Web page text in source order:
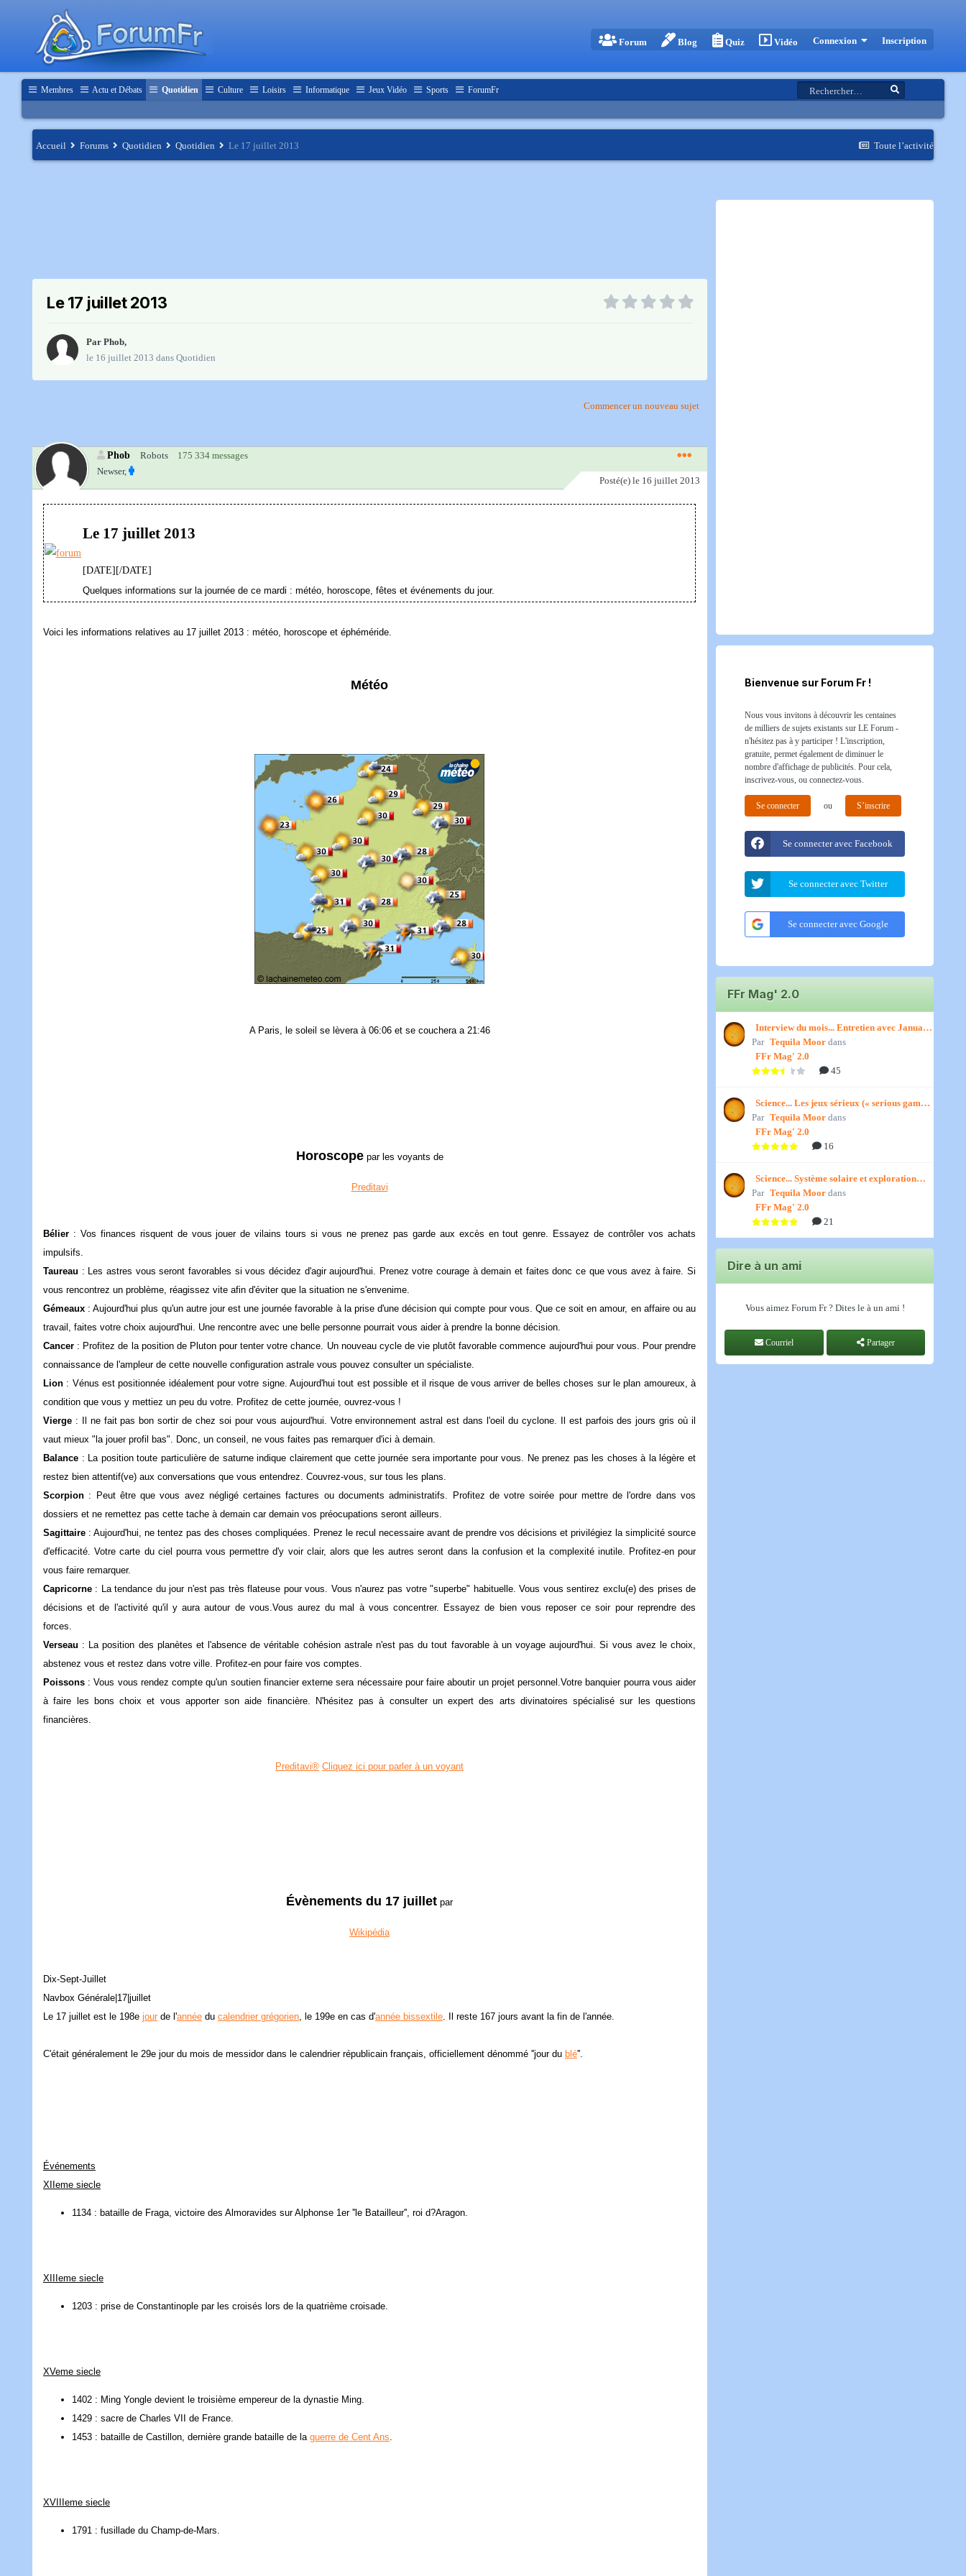
Forum Blog Quiz Vidéo Connexion Inscription
Membres Actu et Débats Quotidien Culture Loisirs Informatique Jeux Vidéo Sports ForumFr
Toute l’activité
Accueil Forums Quotidien Quotidien Le 17 juillet 2013
Le 17 juillet 2013
Par Phob,
le 16 juillet 2013 dans Quotidien
Commencer un nouveau sujet
Phob Robots
175 334 messages
Newser,
Posté(e) le 16 juillet 2013
Le 17 juillet 2013
[DATE][/DATE]
Quelques informations sur la journée de ce mardi : météo, horoscope, fêtes et événements du jour.
Voici les informations relatives au 17 juillet 2013 : météo, horoscope et éphéméride.
Météo
A Paris, le soleil se lèvera à 06:06 et se couchera a 21:46
Horoscopepar les voyants de
Preditavi
Bélier : Vos finances risquent de vous jouer de vilains tours si vous ne prenez pas garde aux excès en tout genre. Essayez de contrôler vos achats
impulsifs.
Taureau : Les astres vous seront favorables si vous décidez d'agir aujourd'hui. Prenez votre courage à demain et faites donc ce que vous avez à faire. Si
vous rencontrez un problème, réagissez vite afin d'éviter que la situation ne s'envenime.
Gémeaux : Aujourd'hui plus qu'un autre jour est une journée favorable à la prise d'une décision qui compte pour vous. Que ce soit en amour, en affaire ou au
travail, faites votre choix aujourd'hui. Une rencontre avec une belle personne pourrait vous aider à prendre la bonne décision.
Cancer : Profitez de la position de Pluton pour tenter votre chance. Un nouveau cycle de vie plutôt favorable commence aujourd'hui pour vous. Pour prendre
connaissance de l'ampleur de cette nouvelle configuration astrale vous pouvez consulter un spécialiste.
Lion : Vénus est positionnée idéalement pour votre signe. Aujourd'hui tout est possible et il risque de vous arriver de belles choses sur le plan amoureux, à
condition que vous y mettiez un peu du votre. Profitez de cette journée, ouvrez-vous !
Vierge : Il ne fait pas bon sortir de chez soi pour vous aujourd'hui. Votre environnement astral est dans l'oeil du cyclone. Il est parfois des jours gris où il
vaut mieux "la jouer profil bas". Donc, un conseil, ne vous faites pas remarquer d'ici à demain.
Balance : La position toute particulière de saturne indique clairement que cette journée sera importante pour vous. Ne prenez pas les choses à la légère et
restez bien attentif(ve) aux conversations que vous entendrez. Couvrez-vous, sur tous les plans.
Scorpion : Peut être que vous avez négligé certaines factures ou documents administratifs. Profitez de votre soirée pour mettre de l'ordre dans vos
dossiers et ne remettez pas cette tache à demain car demain vos préocupations seront ailleurs.
Sagittaire : Aujourd'hui, ne tentez pas des choses compliquées. Prenez le recul necessaire avant de prendre vos décisions et privilégiez la simplicité source
d'efficacité. Votre carte du ciel pourra vous permettre d'y voir clair, alors que les autres seront dans la confusion et la complexité inutile. Profitez-en pour
vous faire remarquer.
Capricorne : La tendance du jour n'est pas très flateuse pour vous. Vous n'aurez pas votre "superbe" habituelle. Vous vous sentirez exclu(e) des prises de
décisions et de l'activité qu'il y aura autour de vous.Vous aurez du mal à vous concentrer. Essayez de bien vous reposer ce soir pour reprendre des
forces.
Verseau : La position des planètes et l'absence de véritable cohésion astrale n'est pas du tout favorable à un voyage aujourd'hui. Si vous avez le choix,
abstenez vous et restez dans votre ville. Profitez-en pour faire vos comptes.
Poissons : Vous vous rendez compte qu'un soutien financier externe sera nécessaire pour faire aboutir un projet personnel.Votre banquier pourra vous aider
à faire les bons choix et vous apporter son aide financière. N'hésitez pas à consulter un expert des arts divinatoires spécialisé sur les questions
financières.
Preditavi® Cliquez ici pour parler à un voyant
Évènements du 17 juillet par
Wikipédia
Dix-Sept-Juillet
Navbox Générale|17|juillet
Le 17 juillet est le 198e jour de l'année du calendrier grégorien, le 199e en cas d'année bissextile. Il reste 167 jours avant la fin de l'année.
C'était généralement le 29e jour du mois de messidor dans le calendrier républicain français, officiellement dénommé ''jour du blé''.
Événements
XIIeme siecle
1134 : bataille de Fraga, victoire des Almoravides sur Alphonse 1er ''le Batailleur'', roi d?Aragon.
XIIIeme siecle
1203 : prise de Constantinople par les croisés lors de la quatrième croisade.
XVeme siecle
1402 : Ming Yongle devient le troisième empereur de la dynastie Ming.
1429 : sacre de Charles VII de France.
1453 : bataille de Castillon, dernière grande bataille de la guerre de Cent Ans.
XVIIIeme siecle
1791 : fusillade du Champ-de-Mars.
Bienvenue sur Forum Fr !
Nous vous invitons à découvrir les centaines
de milliers de sujets existants sur LE Forum -
n'hésitez pas à y participer ! L'inscription,
gratuite, permet également de diminuer le
nombre d'affichage de publicités. Pour cela,
inscrivez-vous, ou connectez-vous.
Se connecter ou S’inscrire
Se connecter avec Facebook
Se connecter avec Twitter
Se connecter avec Google
FFr Mag' 2.0
Interview du mois... Entretien avec January,
par Titenath
Par Tequila Moor dans
FFr Mag' 2.0
45
Science... Les jeux sérieux (« serious games
») par Jedino
Par Tequila Moor dans
FFr Mag' 2.0
16
Science... Système solaire et exploration
spatiale, par Jedino
Par Tequila Moor dans
FFr Mag' 2.0
21
Dire à un ami
Vous aimez Forum Fr ? Dites le à un ami !
Courriel Partager